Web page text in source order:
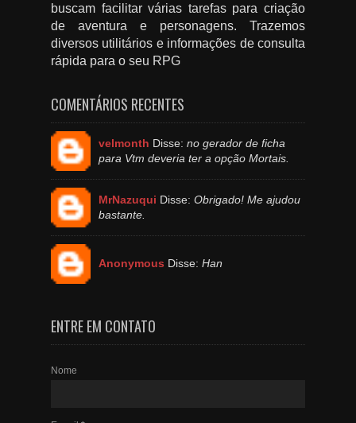
buscam facilitar várias tarefas para criação
de aventura e personagens. Trazemos
diversos utilitários e informações de consulta
rápida para o seu RPG
COMENTÁRIOS RECENTES
velmonth Disse: no gerador de ficha
para Vtm deveria ter a opção Mortais.
MrNazuqui Disse: Obrigado! Me ajudou
bastante.
Anonymous Disse: Han
ENTRE EM CONTATO
Nome